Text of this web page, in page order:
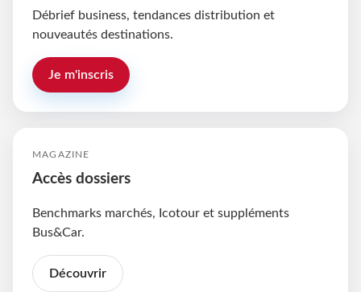
Débrief business, tendances distribution et
nouveautés destinations.
Je m'inscris
MAGAZINE
Accès dossiers
Benchmarks marchés, Icotour et suppléments
Bus&Car.
Découvrir